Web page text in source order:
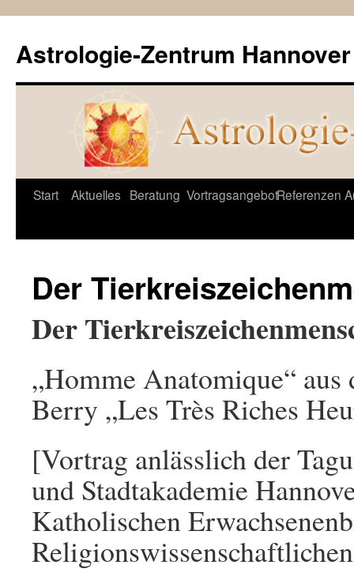
Astrologie-Zentrum Hannover
Springe
Start Aktuelles Beratung VortragsangebotReferenzen
Der
Der
„Homme Anatomique“ aus
Berry „Les Très Riches
[Vortrag anlässlich der
und Stadtakademie
Katholischen